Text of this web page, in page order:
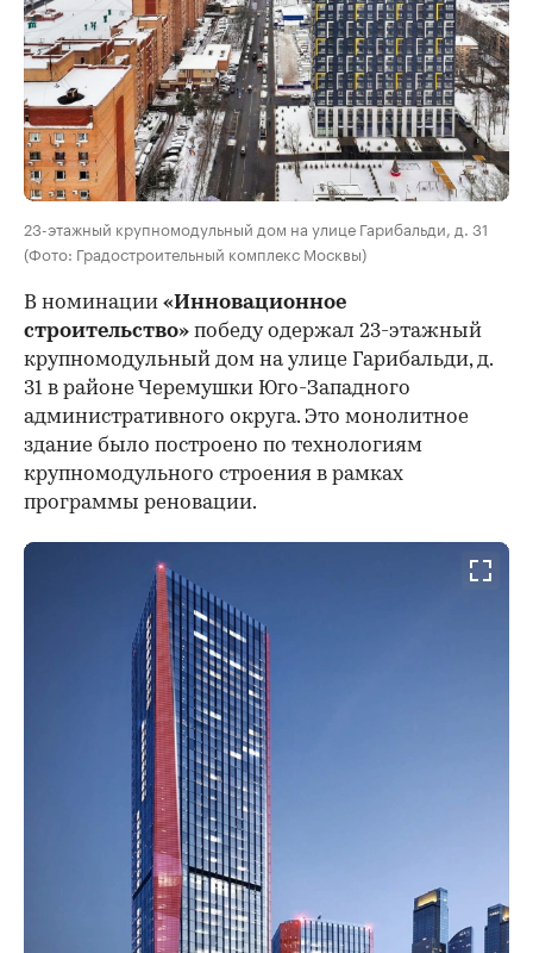
23-этажный крупномодульный дом на улице Гарибальди, д. 31
(Фото: Градостроительный комплекс Москвы)
В номинации «Инновационное
строительство» победу одержал 23-этажный
крупномодульный дом на улице Гарибальди, д.
31 в районе Черемушки Юго-Западного
административного округа. Это монолитное
здание было построено по технологиям
крупномодульного строения в рамках
программы реновации.